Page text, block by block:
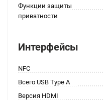
Функции защиты
приватности
Интерфейсы
NFC
Всего USB Type A
Версия HDMI